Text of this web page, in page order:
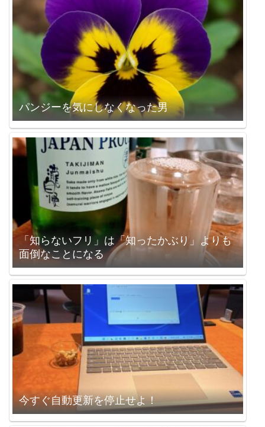
パンジーを気にしなくなった男
「知らないフリ」は「知ったかぶり」よりも
面倒なことになる
今すぐ自動更新を停止せよ！